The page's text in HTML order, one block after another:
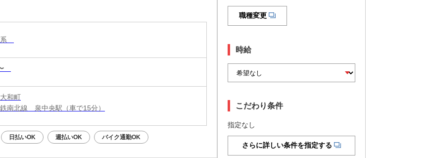
系
和町
南北線 泉中央駅（車で15分）
日払いOK 週払いOK バイク通勤OK
職種変更
時給
こだわり条件
指定なし
さらに詳しい条件を指定する